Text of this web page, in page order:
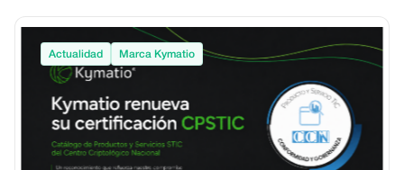
Actualidad Marca Kymatio